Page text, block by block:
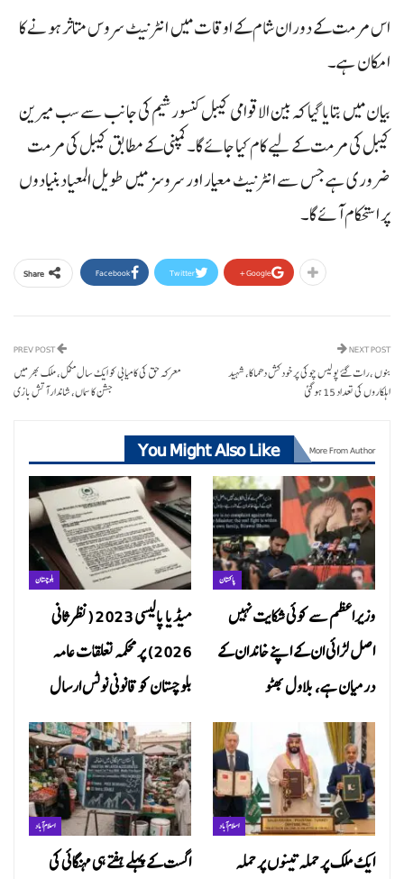
اس مرمت کے دوران شام کے اوقات میں انٹرنیٹ سروس متاثر ہونے کا
امکان ہے۔
بیان میں بتایا گیا کہ بین الاقوامی کیبل کنسورشیم کی جانب سے سب میرین
کیبل کی مرمت کے لیے کام کیا جائے گا۔کمپنی کے مطابق کیبل کی مرمت
ضروری ہے جس سے انٹرنیٹ معیار اور سروسز میں طویل المعیاد بنیادوں
پر استحکام آئے گا۔
Share Facebook Twitter Google+
معرکہ حق کی کامیابی کو ایک سال مکمل، ملک بھر میں
جشن کا سماں، شاندار آتش بازی
NEXT POST
بنوں ،رات گئے پولیس چوکی پر خودکش دھماکا، شہید
اہلکاروں کی تعداد 15 ہوگئی
You Might Also Like More From Author
بلوچستان
میڈیا پالیسی 2023 (نظرثانی
2026) پر محکمہ تعلقات عامہ
بلوچستان کو قانونی نوٹس ارسال
پاکستان
وزیراعظم سے کوئی شکایت نہیں
اصل لڑائی ان کے اپنے خاندان کے
درمیان ہے، بلاول بھٹو
اسلام آباد
اگست کے پہلے ہفتے ہی مہنگائی کی
اسلام آباد
ایک ملک پر حملہ تینوں پر حملہ